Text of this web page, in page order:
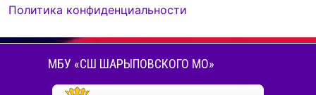
Политика конфиденциальности
МБУ «СШ ШАРЫПОВСКОГО МО»